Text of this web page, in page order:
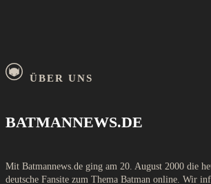
ÜBER UNS
BATMANNEWS.DE
Mit Batmannews.de ging am 20. August 2000 die
deutsche Fansite zum Thema Batman online. Wir